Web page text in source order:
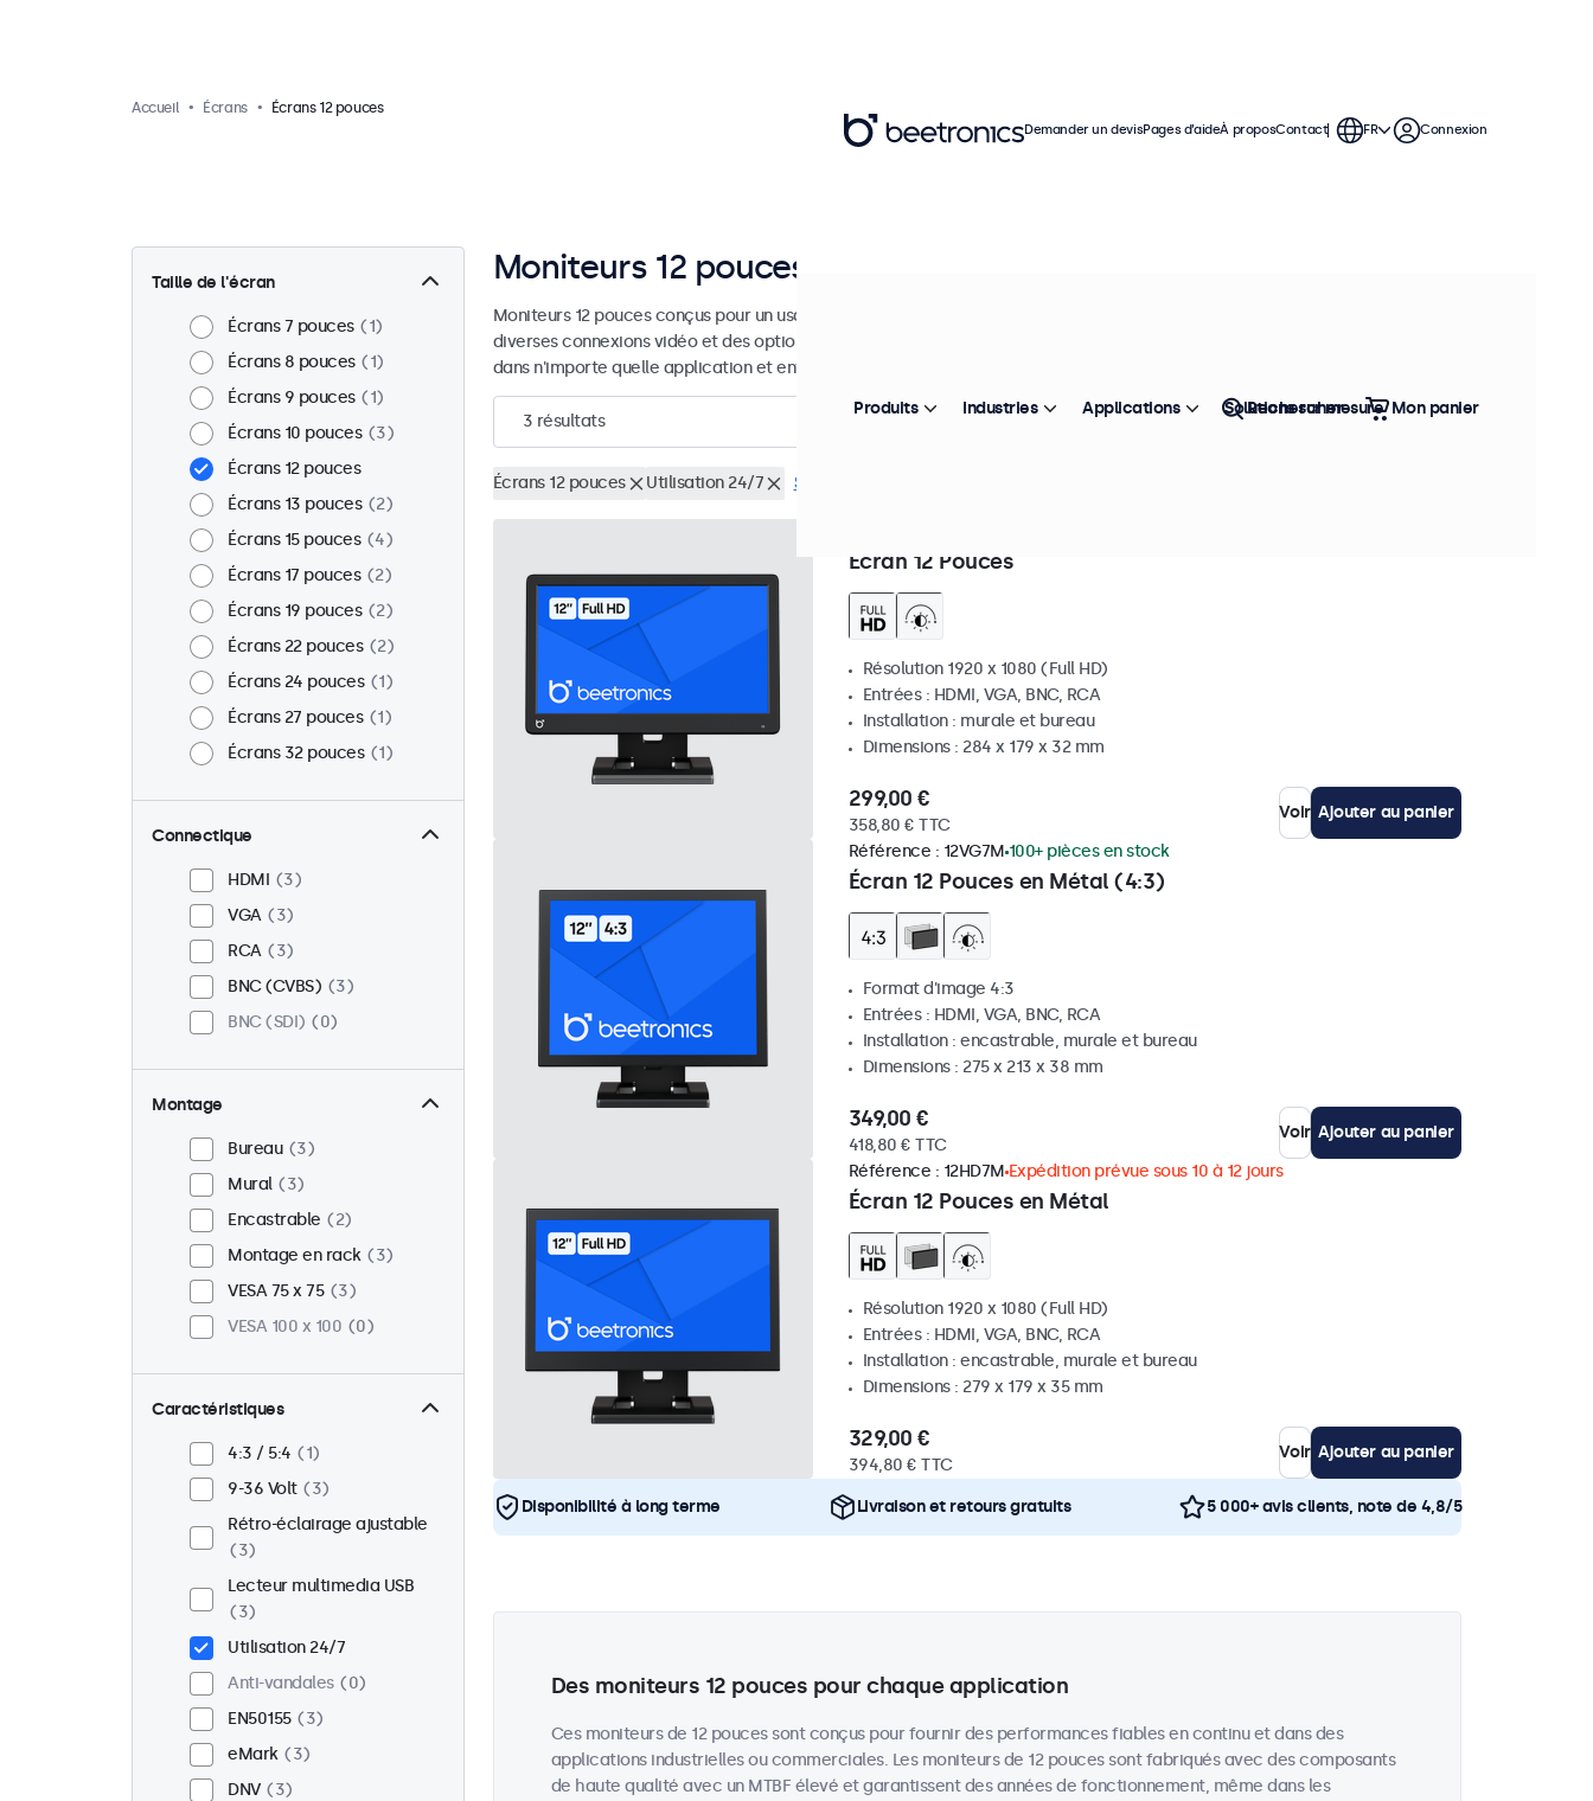
Accueil Écrans Écrans 12 pouces
Taille de l'écran
Écrans 7 pouces
1
Écrans 8 pouces
1
Écrans 9 pouces
1
Écrans 10 pouces
3
Écrans 12 pouces
Écrans 13 pouces
2
Écrans 15 pouces
4
Écrans 17 pouces
2
Écrans 19 pouces
2
Écrans 22 pouces
2
Écrans 24 pouces
1
Écrans 27 pouces
1
Écrans 32 pouces
1
Connectique
HDMI
3
VGA
3
RCA
3
BNC (CVBS)
3
BNC (SDI)
0
Montage
Bureau
3
Mural
3
Encastrable
2
Montage en rack
3
VESA 75 x 75
3
VESA 100 x 100
0
Caractéristiques
4:3 / 5:4
1
9-36 Volt
3
Rétro-éclairage ajustable
3
Lecteur multimedia USB
3
Utilisation 24/7
Anti-vandales
0
EN50155
3
eMark
3
DNV
3
Moniteurs 12 pouces
Moniteurs 12 pouces conçus pour un usage industriel et commercial. Ces moniteurs de 12 pouces offrent
diverses connexions vidéo et des options de montage polyvalentes, leur permettant de s'intégrer facilement
dans n'importe quelle application et environnement.
3 résultats Top vente
Écrans 12 pouces Utilisation 24/7 Supprimer tous les filtres
Écran 12 Pouces
Résolution 1920 x 1080 (Full HD)
Entrées : HDMI, VGA, BNC, RCA
Installation : murale et bureau
Dimensions : 284 x 179 x 32 mm
299,00 €
358,80 € TTC
Voir Ajouter au panier
Écran 12 Pouces en Métal (4:3)
Référence : 12VG7M 100+ pièces en stock
Format d'image 4:3
Entrées : HDMI, VGA, BNC, RCA
Installation : encastrable, murale et bureau
Dimensions : 275 x 213 x 38 mm
349,00 €
418,80 € TTC
Voir Ajouter au panier
Écran 12 Pouces en Métal
Référence : 12HD7M Expédition prévue sous 10 à 12 jours
Résolution 1920 x 1080 (Full HD)
Entrées : HDMI, VGA, BNC, RCA
Installation : encastrable, murale et bureau
Dimensions : 279 x 179 x 35 mm
329,00 €
394,80 € TTC
Voir Ajouter au panier
Disponibilité à long terme Livraison et retours gratuits 5 000+ avis clients, note de 4,8/5
Des moniteurs 12 pouces pour chaque application
Ces moniteurs de 12 pouces sont conçus pour fournir des performances fiables en continu et dans des
applications industrielles ou commerciales. Les moniteurs de 12 pouces sont fabriqués avec des composants
de haute qualité avec un MTBF élevé et garantissent des années de fonctionnement, même dans les
Demander un devisPages d’aideÀ proposContact FR Connexion
Produits Industries Applications Solutions sur mesure
Rechercher Mon panier